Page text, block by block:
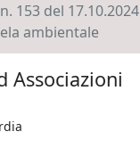
153 del
ambientale
Associazioni